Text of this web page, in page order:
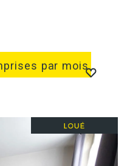
par mois